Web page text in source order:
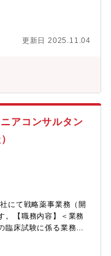
でのコミュニケーショ
域・治験届に添付する
／承認申請書の作
外国製造業者認定、マ
ナ法関連資料の作成・
薬事専門人材の強化
にアサインされます。
状況や対応事項に応じ
等のドキュメント整備
ライアント企業との窓
更新日 2025.11.04
アコンサルタン
にて戦略薬事業務（開
。【職務内容】＜業務
臨床試験に係る業務：
ージの提案・日本にお